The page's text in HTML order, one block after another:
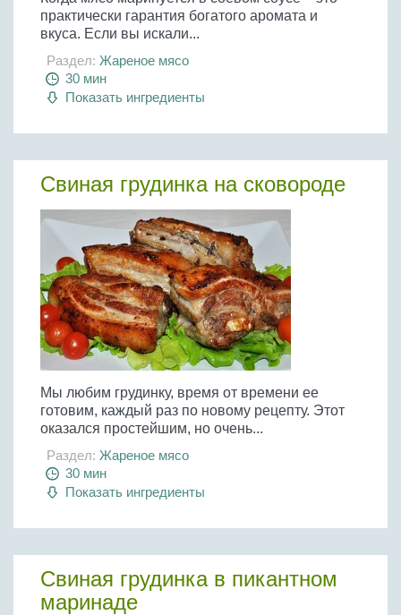
практически гарантия богатого аромата и
вкуса. Если вы искали...
Раздел: Жареное мясо
30 мин
Показать ингредиенты
Свиная грудинка на сковороде
Мы любим грудинку, время от времени ее
готовим, каждый раз по новому рецепту. Этот
оказался простейшим, но очень...
Раздел: Жареное мясо
30 мин
Показать ингредиенты
Свиная грудинка в пикантном
маринаде